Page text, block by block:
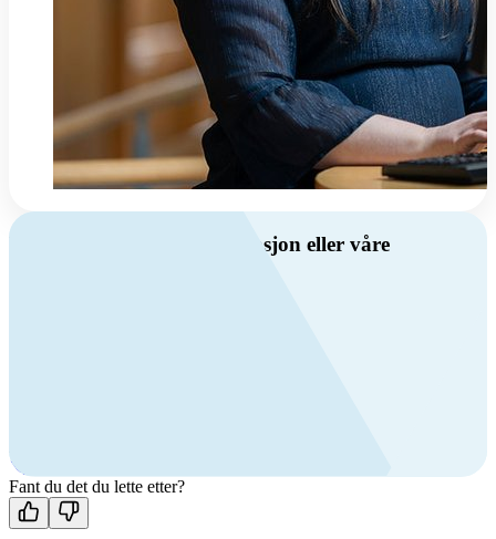
Har du spørsmål om ventilasjon eller våre
Kontakt oss
Fant du det du lette etter?